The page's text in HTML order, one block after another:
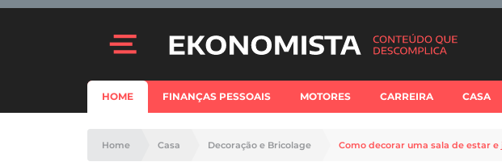
HOME FINANÇAS PESSOAIS MOTORES CARREIRA CASA
Home Casa Decoração e Bricolage Como decorar uma sala de estar e